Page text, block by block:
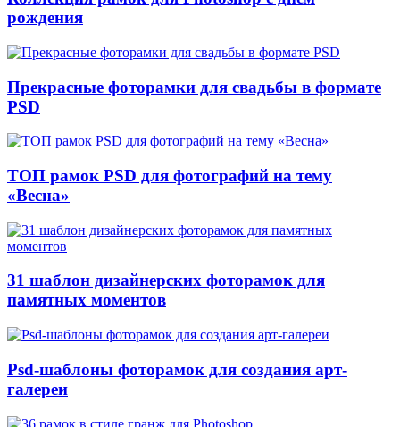
рождения
Прекрасные фоторамки для свадьбы в формате
PSD
ТОП рамок PSD для фотографий на тему
«Весна»
31 шаблон дизайнерских фоторамок для
памятных моментов
Psd-шаблоны фоторамок для создания арт-
галереи